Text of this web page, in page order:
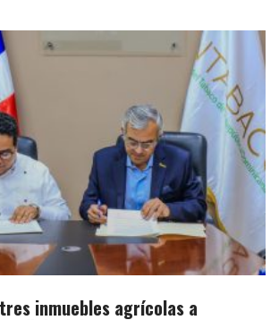
inmuebles agrícolas a